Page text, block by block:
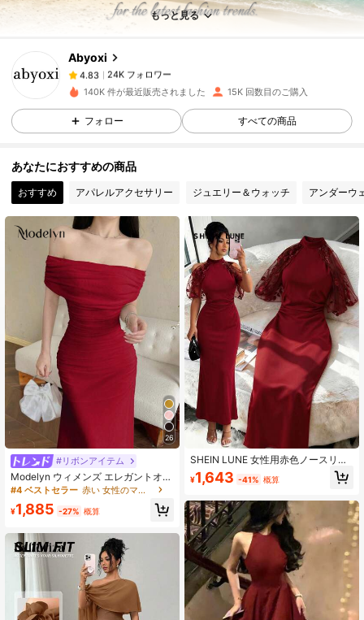
もっと見る
Abyoxi
4.83 24K フォロワー
4.83
24K フォロワー
d***8は1日前に購入しました
4.83 24K フォロワー
4.83 24K フォロワー
4.83 24K フォロワー
4.83 24K フォロワー
24K フォロワー
24K フォロワー
4.83 24K フォロワー
4.83 24K フォロワー
140K 件が最近販売されました 15K 回数目のご購入
フォロー すべての商品
あなたにおすすめの商品
おすすめ アパレルアクセサリー ジュエリー＆ウォッチ アンダーウ
26
#リボンアイテム
Modelyn ウィメンズ エレガントオフ
ショルダー シャーリング ウエスト
ォーマルイベント、女性のフォーマ
#4 ベストセラー 赤い 女性のマキシドレス
¥1,885 -27% 概算
SHEIN LUNE 女性用赤色ノースリー
ブドレス、フィット感
¥1,643 -41% 概算